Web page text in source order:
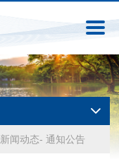
新闻动态- 通知公告